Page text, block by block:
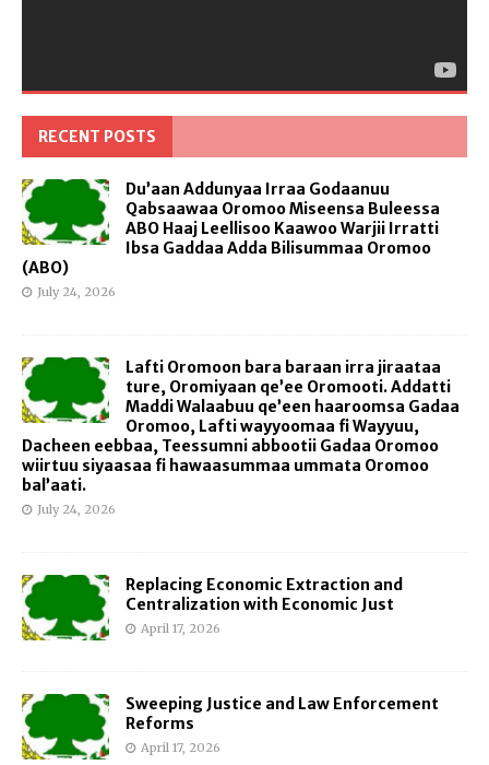
RECENT POSTS
Du’aan Addunyaa Irraa Godaanuu
Qabsaawaa Oromoo Miseensa Buleessa
ABO Haaj Leellisoo Kaawoo Warjii Irratti
Ibsa Gaddaa Adda Bilisummaa Oromoo
(ABO)
July 24, 2026
Lafti Oromoon bara baraan irra jiraataa
ture, Oromiyaan qe’ee Oromooti. Addatti
Maddi Walaabuu qe’een haaroomsa Gadaa
Oromoo, Lafti wayyoomaa fi Wayyuu,
Dacheen eebbaa, Teessumni abbootii Gadaa Oromoo
wiirtuu siyaasaa fi hawaasummaa ummata Oromoo
bal’aati.
July 24, 2026
Replacing Economic Extraction and
Centralization with Economic Just
April 17, 2026
Sweeping Justice and Law Enforcement
Reforms
April 17, 2026